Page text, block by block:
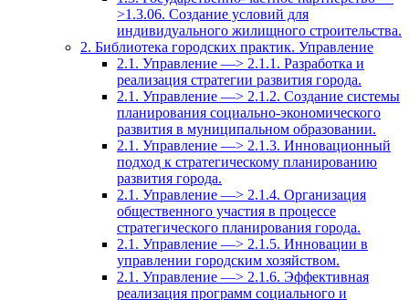
>1.3.06. Создание условий для
индивидуального жилищного строительства.
2. Библиотека городских практик. Управление
2.1. Управление —> 2.1.1. Разработка и
реализация стратегии развития города.
2.1. Управление —> 2.1.2. Создание системы
планирования социально-экономического
развития в муниципальном образовании.
2.1. Управление —> 2.1.3. Инновационный
подход к стратегическому планированию
развития города.
2.1. Управление —> 2.1.4. Организация
общественного участия в процессе
стратегического планирования города.
2.1. Управление —> 2.1.5. Инновации в
управлении городским хозяйством.
2.1. Управление —> 2.1.6. Эффективная
реализация программ социального и